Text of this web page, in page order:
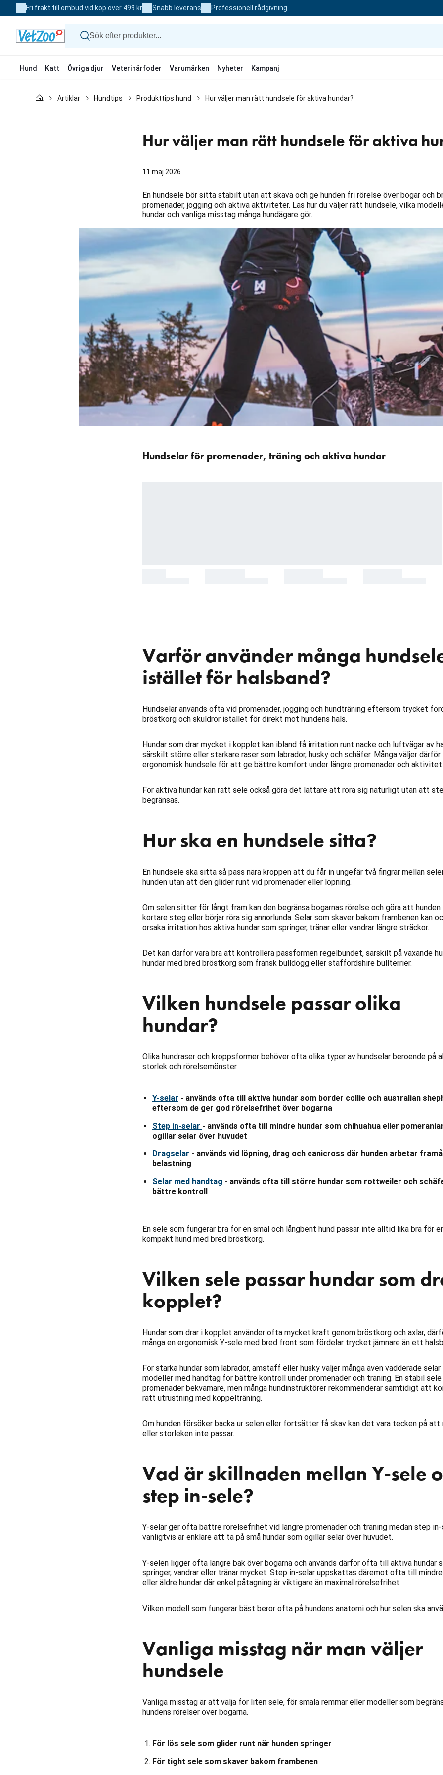
to
Fri frakt till ombud vid köp över 499 kr Snabb leverans Professionell rådgivning
Hund Katt Övriga djur Veterinärfoder Varumärken Nyheter Kampanj
Artiklar Hundtips Produkttips hund Hur väljer man rätt hundsele för aktiva hundar?
Hur väljer man rätt hundsele för aktiva
11 maj 2026
En hundsele bör sitta stabilt utan att skava och ge hunden fri rörelse över bogar och
promenader, jogging och aktiva aktiviteter. Läs hur du väljer rätt hundsele, vilka
hundar och vanliga misstag många hundägare gör.
Hundselar för promenader, träning och aktiva hundar
över
karusellen
Varför använder många
istället för halsband?
Hundselar används ofta vid promenader, jogging och hundträning eftersom trycket
bröstkorg och skuldror istället för direkt mot hundens hals.
Hundar som drar mycket i kopplet kan ibland få irritation runt nacke och luftvägar av
särskilt större eller starkare raser som labrador, husky och schäfer. Många väljer därför
ergonomisk hundsele för att ge bättre komfort under längre promenader och aktivitet.
För aktiva hundar kan rätt sele också göra det lättare att röra sig naturligt utan att
begränsas.
Hur ska en hundsele sitta?
En hundsele ska sitta så pass nära kroppen att du får in ungefär två fingrar mellan
hunden utan att den glider runt vid promenader eller löpning.
Om selen sitter för långt fram kan den begränsa bogarnas rörelse och göra att hunden
kortare steg eller börjar röra sig annorlunda. Selar som skaver bakom frambenen kan
orsaka irritation hos aktiva hundar som springer, tränar eller vandrar längre sträckor.
Det kan därför vara bra att kontrollera passformen regelbundet, särskilt på växande
hundar med bred bröstkorg som fransk bulldogg eller staffordshire bullterrier.
Vilken hundsele passar olika
hundar?
Olika hundraser och kroppsformer behöver ofta olika typer av hundselar beroende på
storlek och rörelsemönster.
Y-selar - används ofta till aktiva hundar som border collie och australian
eftersom de ger god rörelsefrihet över bogarna
Step in-selar - används ofta till mindre hundar som chihuahua eller
ogillar selar över huvudet
Dragselar - används vid löpning, drag och canicross där hunden arbetar
belastning
Selar med handtag - används ofta till större hundar som rottweiler och
bättre kontroll
En sele som fungerar bra för en smal och långbent hund passar inte alltid lika bra för
kompakt hund med bred bröstkorg.
Vilken sele passar hundar som
kopplet?
Hundar som drar i kopplet använder ofta mycket kraft genom bröstkorg och axlar,
många en ergonomisk Y-sele med bred front som fördelar trycket jämnare än ett
För starka hundar som labrador, amstaff eller husky väljer många även vadderade selar
modeller med handtag för bättre kontroll under promenader och träning. En stabil sele
promenader bekvämare, men många hundinstruktörer rekommenderar samtidigt att
rätt utrustning med koppelträning.
Om hunden försöker backa ur selen eller fortsätter få skav kan det vara tecken på att
eller storleken inte passar.
Vad är skillnaden mellan Y-sele
step in-sele?
Y-selar ger ofta bättre rörelsefrihet vid längre promenader och träning medan step in-
vanligtvis är enklare att ta på små hundar som ogillar selar över huvudet.
Y-selen ligger ofta längre bak över bogarna och används därför ofta till aktiva hundar
springer, vandrar eller tränar mycket. Step in-selar uppskattas däremot ofta till mindre
eller äldre hundar där enkel påtagning är viktigare än maximal rörelsefrihet.
Vilken modell som fungerar bäst beror ofta på hundens anatomi och hur selen ska
Vanliga misstag när man väljer
hundsele
Vanliga misstag är att välja för liten sele, för smala remmar eller modeller som
hundens rörelser över bogarna.
För lös sele som glider runt när hunden springer
För tight sele som skaver bakom frambenen